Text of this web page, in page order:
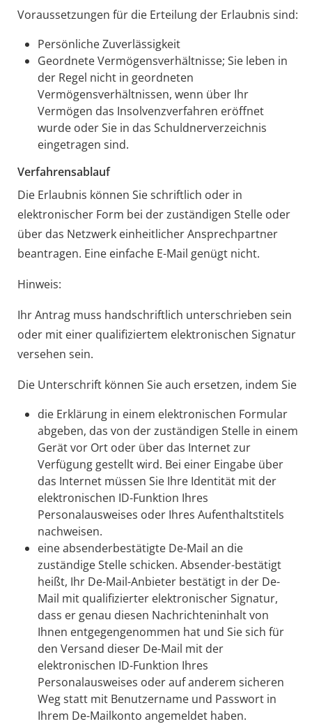
Voraussetzungen für die Erteilung der Erlaubnis sind:
Persönliche Zuverlässigkeit
Geordnete Vermögensverhältnisse; Sie leben in
der Regel nicht in geordneten
Vermögensverhältnissen, wenn über Ihr
Vermögen das Insolvenzverfahren eröffnet
wurde oder Sie in das Schuldnerverzeichnis
eingetragen sind.
Verfahrensablauf
Die Erlaubnis können Sie schriftlich oder in
elektronischer Form bei der zuständigen Stelle oder
über das Netzwerk einheitlicher Ansprechpartner
beantragen. Eine einfache E-Mail genügt nicht.
Hinweis:
Ihr Antrag muss handschriftlich unterschrieben sein
oder mit einer qualifiziertem elektronischen Signatur
versehen sein.
Die Unterschrift können Sie auch ersetzen, indem Sie
die Erklärung in einem elektronischen Formular
abgeben, das von der zuständigen Stelle in einem
Gerät vor Ort oder über das Internet zur
Verfügung gestellt wird. Bei einer Eingabe über
das Internet müssen Sie Ihre Identität mit der
elektronischen ID-Funktion Ihres
Personalausweises oder Ihres Aufenthaltstitels
nachweisen.
eine absenderbestätigte De-Mail an die
zuständige Stelle schicken. Absender-bestätigt
heißt, Ihr De-Mail-Anbieter bestätigt in der De-
Mail mit qualifizierter elektronischer Signatur,
dass er genau diesen Nachrichteninhalt von
Ihnen entgegengenommen hat und Sie sich für
den Versand dieser De-Mail mit der
elektronischen ID-Funktion Ihres
Personalausweises oder auf anderem sicheren
Weg statt mit Benutzername und Passwort in
Ihrem De-Mailkonto angemeldet haben.